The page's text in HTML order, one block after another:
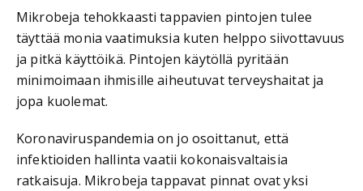
Mikrobeja tehokkaasti tappavien pintojen tulee
täyttää monia vaatimuksia kuten helppo siivottavuus
ja pitkä käyttöikä. Pintojen käytöllä pyritään
minimoimaan ihmisille aiheutuvat terveyshaitat ja
jopa kuolemat.
Koronaviruspandemia on jo osoittanut, että
infektioiden hallinta vaatii kokonaisvaltaisia
ratkaisuja. Mikrobeja tappavat pinnat ovat yksi